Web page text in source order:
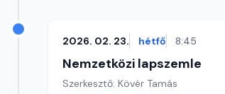
2026. 02. 23. hétfő 8:45
Nemzetközi lapszemle
Szerkesztő: Kövér Tamás